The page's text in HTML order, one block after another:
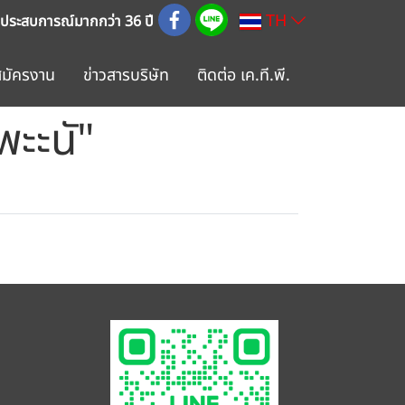
ะสบการณ์มากกว่า 36 ปี TH
ครงาน ข่าวสารบริษัท ติดต่อ เค.ที.พี.
ะนั"